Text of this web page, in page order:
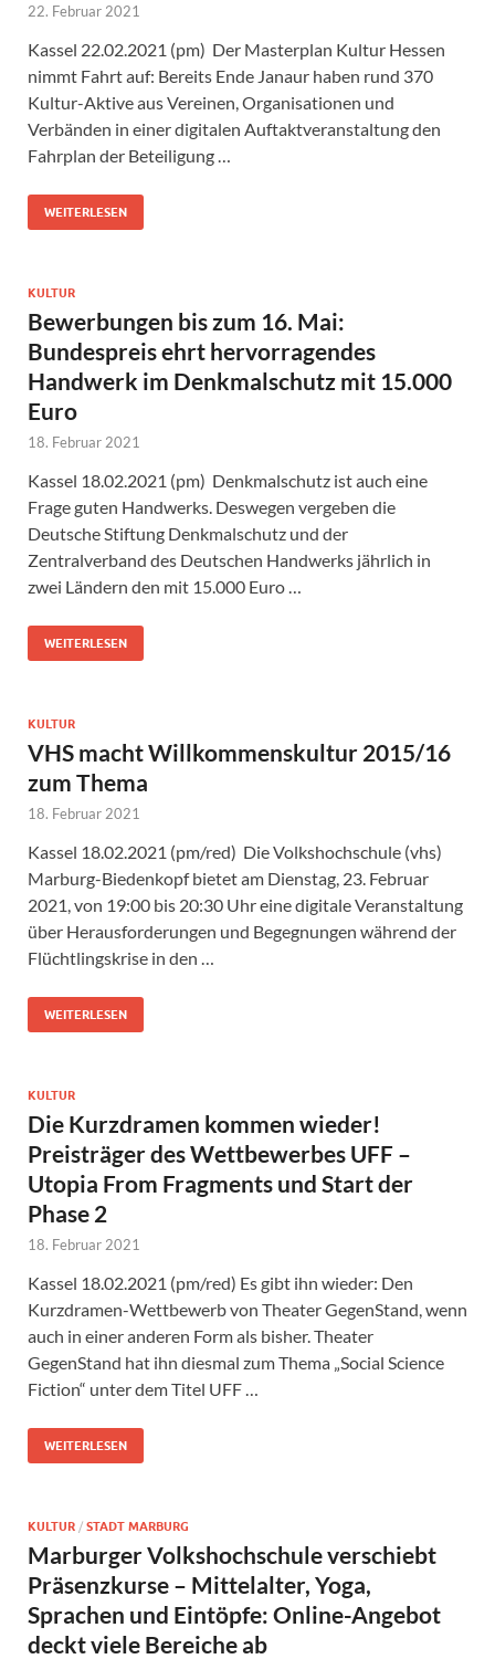
22. Februar 2021
Kassel 22.02.2021 (pm) Der Masterplan Kultur Hessen
nimmt Fahrt auf: Bereits Ende Janaur haben rund 370
Kultur-Aktive aus Vereinen, Organisationen und
Verbänden in einer digitalen Auftaktveranstaltung den
Fahrplan der Beteiligung …
WEITERLESEN
KULTUR
Bewerbungen bis zum 16. Mai:
Bundespreis ehrt hervorragendes
Handwerk im Denkmalschutz mit 15.000
Euro
18. Februar 2021
Kassel 18.02.2021 (pm) Denkmalschutz ist auch eine
Frage guten Handwerks. Deswegen vergeben die
Deutsche Stiftung Denkmalschutz und der
Zentralverband des Deutschen Handwerks jährlich in
zwei Ländern den mit 15.000 Euro …
WEITERLESEN
KULTUR
VHS macht Willkommenskultur 2015/16
zum Thema
18. Februar 2021
Kassel 18.02.2021 (pm/red) Die Volkshochschule (vhs)
Marburg-Biedenkopf bietet am Dienstag, 23. Februar
2021, von 19:00 bis 20:30 Uhr eine digitale Veranstaltung
über Herausforderungen und Begegnungen während der
Flüchtlingskrise in den …
WEITERLESEN
KULTUR
Die Kurzdramen kommen wieder!
Preisträger des Wettbewerbes UFF –
Utopia From Fragments und Start der
Phase 2
18. Februar 2021
Kassel 18.02.2021 (pm/red) Es gibt ihn wieder: Den
Kurzdramen-Wettbewerb von Theater GegenStand, wenn
auch in einer anderen Form als bisher. Theater
GegenStand hat ihn diesmal zum Thema „Social Science
Fiction“ unter dem Titel UFF …
WEITERLESEN
KULTUR / STADT MARBURG
Marburger Volkshochschule verschiebt
Präsenzkurse – Mittelalter, Yoga,
Sprachen und Eintöpfe: Online-Angebot
deckt viele Bereiche ab